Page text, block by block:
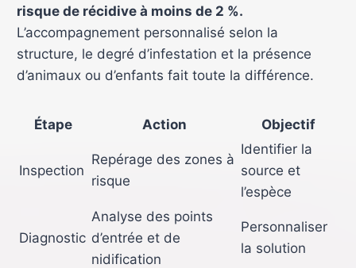
risque de récidive à moins de 2 %.
L’accompagnement personnalisé selon la
structure, le degré d’infestation et la présence
d’animaux ou d’enfants fait toute la différence.
Étape Action Objectif
Inspection
Repérage des zones à
risque
Identifier la
source et
l’espèce
Diagnostic
Analyse des points
d’entrée et de
nidification
Personnaliser
la solution